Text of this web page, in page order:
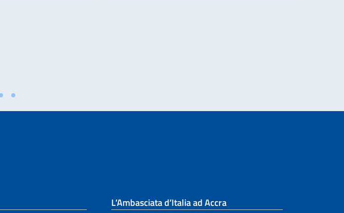
ESTERI E DELLA COOPERAZIONE INTERNAZIONALE, ON. ANTONIO TAJANI, IN OCCASIONE DEL
L’Ambasciata d’Italia ad Accra